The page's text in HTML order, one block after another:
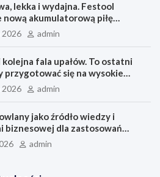
lekka i wydajna. Festool
akumulatorową piłę
18
2026 admin
kolejna fala upałów. To ostatni
przygotować się na wysokie
2026 admin
jako źródło wiedzy i
biznesowej dla zastosowań
przemysłu i energetyki
admin